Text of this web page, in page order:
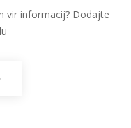
vir informacij? Dodajte